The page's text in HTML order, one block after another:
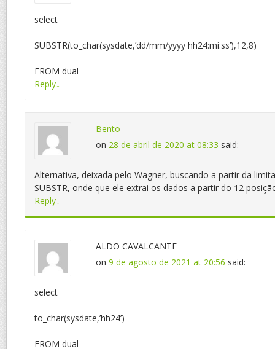
select
SUBSTR(to_char(sysdate,’dd/mm/yyyy hh24:mi:ss’),12,8)
FROM dual
Reply↓
Bento
on 28 de abril de 2020 at 08:33 said:
Alternativa, deixada pelo Wagner, buscando a partir da
SUBSTR, onde que ele extrai os dados a partir do 12
Reply↓
ALDO CAVALCANTE
on 9 de agosto de 2021 at 20:56 said:
select
to_char(sysdate,’hh24’)
FROM dual